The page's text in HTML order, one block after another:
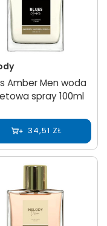
Amber Men woda
spray 100ml
34,51 ZŁ